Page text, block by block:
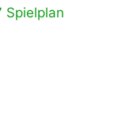
Spielplan